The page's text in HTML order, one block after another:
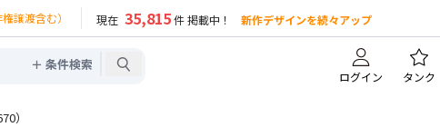
譲渡含む） 現在 35,815件 掲載中！ 新作デザインを続々アップ
＋ 条件検索
ログイン タンク
）